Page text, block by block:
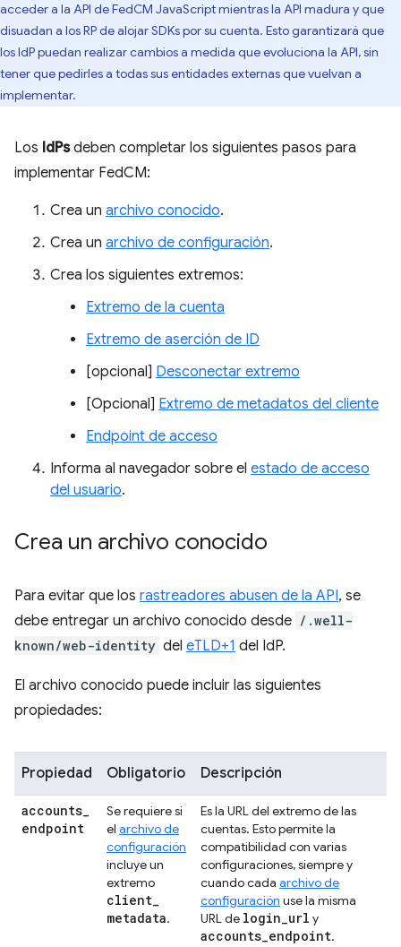
acceder a la API de FedCM JavaScript mientras la API madura y que
disuadan a los RP de alojar SDKs por su cuenta. Esto garantizará que
los IdP puedan realizar cambios a medida que evoluciona la API, sin
tener que pedirles a todas sus entidades externas que vuelvan a
implementar.
Los IdPsdeben completar los siguientes pasos para
implementar FedCM:
Crea un archivo conocido.
Crea un archivo de configuración.
Crea los siguientes extremos:
Extremo de la cuenta
Extremo de aserción de ID
[opcional] Desconectar extremo
[Opcional] Extremo de metadatos del cliente
Endpoint de acceso
Informa al navegador sobre el estado de acceso
del usuario.
Crea un archivo conocido
Para evitar que los rastreadores abusen de la API, se
debe entregar un archivo conocido desde /.well-
known/web-identity del eTLD+1 del IdP.
El archivo conocido puede incluir las siguientes
propiedades:
Propiedad Obligatorio Descripción
accounts_
endpoint
Se requiere si
el archivo de
configuración
incluye un
extremo
client_
metadata.
Es la URL del extremo de las
cuentas. Esto permite la
compatibilidad con varias
configuraciones, siempre y
cuando cada archivo de
configuración use la misma
URL de login_url y
accounts_endpoint.